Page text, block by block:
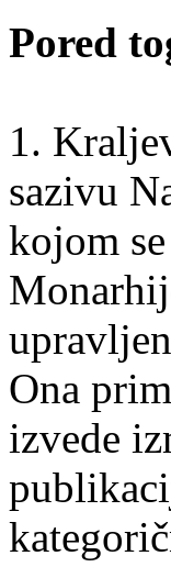
Pored
1.
sazivu
kojom
Ona
izvede